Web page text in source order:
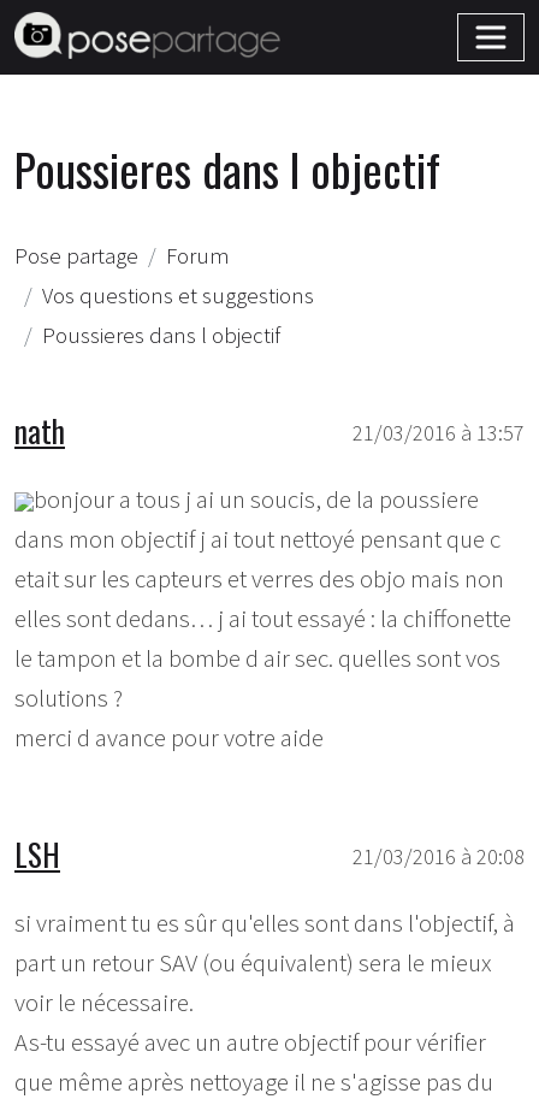
Poussieres dans l objectif
Pose partage
Forum
Vos questions et suggestions
Poussieres dans l objectif
21/03/2016 à 13:57
nath
bonjour a tous j ai un soucis, de la poussiere
dans mon objectif j ai tout nettoyé pensant que c
etait sur les capteurs et verres des objo mais non
elles sont dedans… j ai tout essayé : la chiffonette
le tampon et la bombe d air sec. quelles sont vos
solutions ?
merci d avance pour votre aide
21/03/2016 à 20:08
LSH
si vraiment tu es sûr qu'elles sont dans l'objectif, à
part un retour SAV (ou équivalent) sera le mieux
voir le nécessaire.
As-tu essayé avec un autre objectif pour vérifier
que même après nettoyage il ne s'agisse pas du